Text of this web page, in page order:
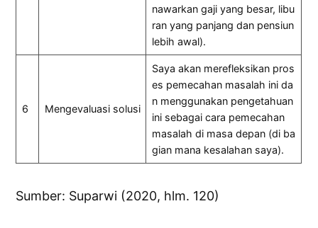
nawarkan gaji yang besar, libu
ran yang panjang dan pensiun
lebih awal).
6 Mengevaluasi solusi
Saya akan merefleksikan pros
es pemecahan masalah ini da
n menggunakan pengetahuan
ini sebagai cara pemecahan
masalah di masa depan (di ba
gian mana kesalahan saya).
Sumber: Suparwi (2020, hlm. 120)